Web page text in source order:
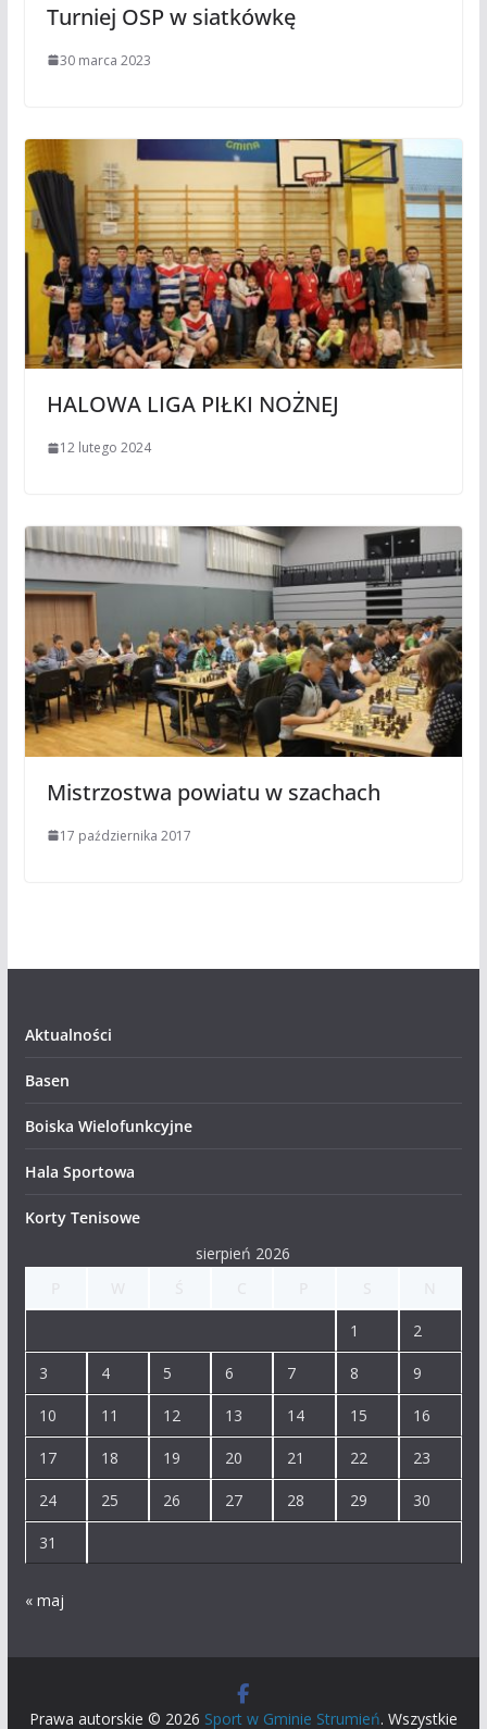
Turniej OSP w siatkówkę
30 marca 2023
HALOWA LIGA PIŁKI NOŻNEJ
12 lutego 2024
Mistrzostwa powiatu w szachach
17 października 2017
Aktualności
Basen
Boiska Wielofunkcyjne
Hala Sportowa
Korty Tenisowe
sierpień 2026
1 2
3 4 5 6 7 8 9
10 11 12 13 14 15 16
17 18 19 20 21 22 23
24 25 26 27 28 29 30
31
« maj
Prawa autorskie © 2026 Sport w Gminie Strumień. Wszystkie